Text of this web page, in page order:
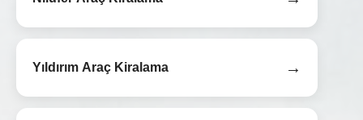
Yıldırım Araç Kiralama →